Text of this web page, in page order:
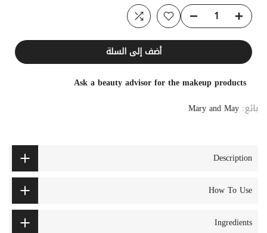
أضف إلى السلة
Ask a beauty advisor for the makeup products
بائع: Mary and May
Description
How To Use
Ingredients